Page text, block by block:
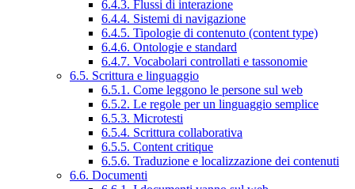
6.4.3. Flussi di interazione
6.4.4. Sistemi di navigazione
6.4.5. Tipologie di contenuto (content type)
6.4.6. Ontologie e standard
6.4.7. Vocabolari controllati e tassonomie
6.5. Scrittura e linguaggio
6.5.1. Come leggono le persone sul web
6.5.2. Le regole per un linguaggio semplice
6.5.3. Microtesti
6.5.4. Scrittura collaborativa
6.5.5. Content critique
6.5.6. Traduzione e localizzazione dei contenuti
6.6. Documenti